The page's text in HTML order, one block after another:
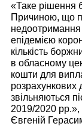
«Таке рішення
Причиною, що
недоотримання
епідемією
кількість
в обласному
кошти для
розрахункових
звільняються
2019/2020 рр.»,
Євгеній